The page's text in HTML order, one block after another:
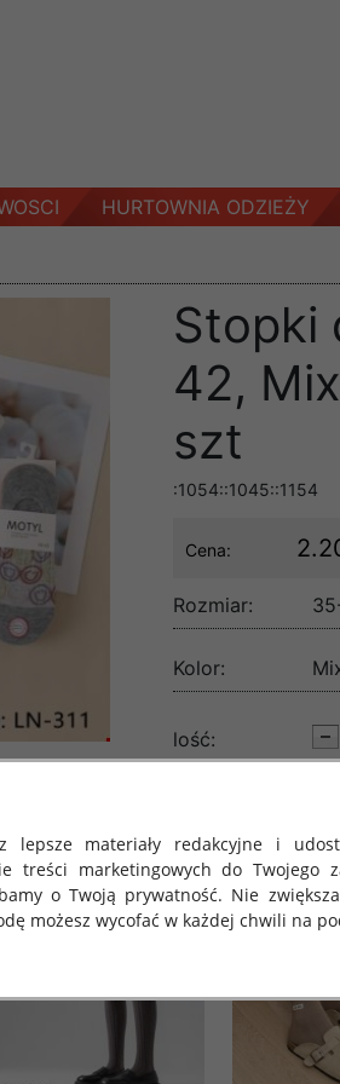
HURTOWNIA ODZIEŻY
Stopki
42,
szt
:1054::1045::1154
Cena:
Rozmiar:
Kolor:
lość:
materiały redakcyjne i
treści marketingowych do Twojego
o Twoją prywatność. Nie
możesz wycofać w każdej chwili na
Parlamentu
fizycznych w związku z
oraz uchylenia dyrektywy 95/46/WE
Ochronie Danych"). W związku z tym
na jakich odbywa się to po